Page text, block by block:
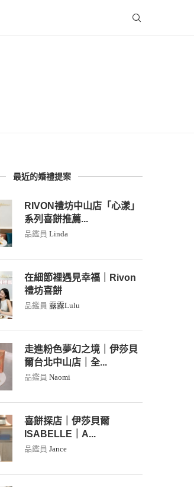
最近的婚禮提案
RIVON禮坊中山店「心漾」
系列喜餅推薦...
品鑑員 Linda
在細節裡遇見幸福｜Rivon
禮坊喜餅
品鑑員 露露Lulu
走進粉色夢幻之境｜伊莎貝
爾台北中山店｜全...
品鑑員 Naomi
喜餅探店｜伊莎貝爾
ISABELLE｜A...
品鑑員 Jance